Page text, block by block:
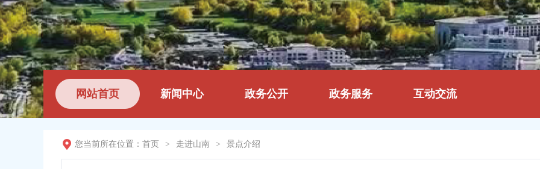
网站首页 新闻中心 政务公开 政务服务 互动交流
您当前所在位置： 首页 > 走进山南 > 景点介绍